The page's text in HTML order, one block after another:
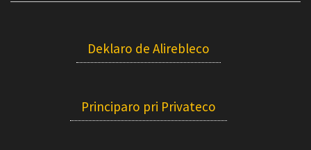
Deklaro de Alirebleco
Principaro pri Privateco